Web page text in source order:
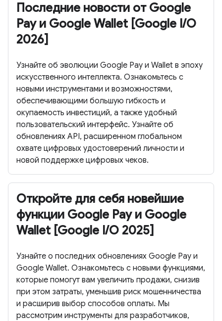
Последние новости от Google
Pay и Google Wallet [Google I/O
2026]
Узнайте об эволюции Google Pay и Wallet в эпоху
искусственного интеллекта. Ознакомьтесь с
новыми инструментами и возможностями,
обеспечивающими большую гибкость и
окупаемость инвестиций, а также удобный
пользовательский интерфейс. Узнайте об
обновлениях API, расширенном глобальном
охвате цифровых удостоверений личности и
новой поддержке цифровых чеков.
Откройте для себя новейшие
функции Google Pay и Google
Wallet [Google I/O 2025]
Узнайте о последних обновлениях Google Pay и
Google Wallet. Ознакомьтесь с новыми функциями,
которые помогут вам увеличить продажи, снизив
при этом затраты, уменьшив риск мошенничества
и расширив выбор способов оплаты. Мы
рассмотрим инструменты для разработчиков,